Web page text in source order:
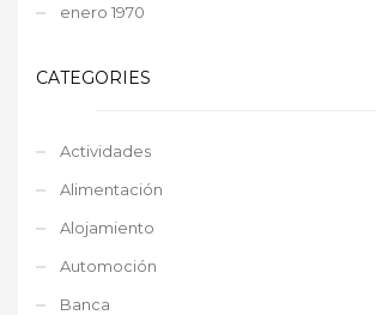
enero 1970
CATEGORIES
Actividades
Alimentación
Alojamiento
Automoción
Banca